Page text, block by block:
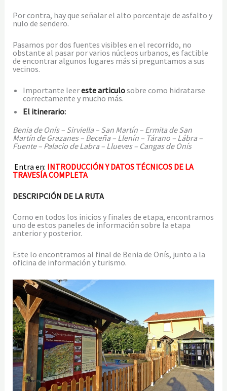
Por contra, hay que señalar el alto porcentaje de asfalto y
nulo de sendero.
Pasamos por dos fuentes visibles en el recorrido, no
obstante al pasar por varios núcleos urbanos, es factible
de encontrar algunos lugares más si preguntamos a sus
vecinos.
Importante leereste articulosobre como hidratarse
correctamente y mucho más.
El itinerario:
Benia de Onís – Sirviella – San Martín – Ermita de San
Martín de Grazanes – Beceña – Llenín – Tárano – Lábra –
Fuente – Palacio de Labra – Llueves – Cangas de Onís
Entra en: INTRODUCCIÓN Y DATOS TÉCNICOS DE LA
TRAVESÍA COMPLETA
DESCRIPCIÓN DE LA RUTA
Como en todos los inicios y finales de etapa, encontramos
uno de estos paneles de información sobre la etapa
anterior y posterior.
Este lo encontramos al final de Benia de Onís, junto a la
oficina de información y turismo.